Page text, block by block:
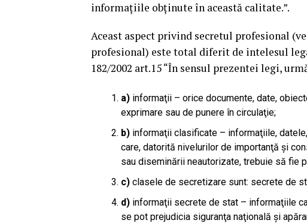
informaţiile obţinute în această calitate.”.
Aceast aspect privind secretul profesional
profesional) este total diferit de intelesul
182/2002 art.15 “În sensul prezentei legi,
a) informaţii – orice documente, date,
exprimare sau de punere în circulaţie;
b) informaţii clasificate – informaţiile,
care, datorită nivelurilor de importanţă şi
sau diseminării neautorizate, trebuie să fie
c) clasele de secretizare sunt: secrete de
d) informaţii secrete de stat – informaţiile
se pot prejudicia siguranţa naţională şi